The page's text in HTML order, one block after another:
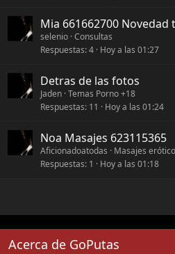
Mia 661662700 Novedad
selenio Consultas
Respuestas 4 Hoy a las 01:27
Detras de las fotos
Jaden Temas Porno +18
Respuestas 11 Hoy a las 01:24
Noa Masajes 623115365
Aficionadoatodas
Masajes
Respuestas 1 Hoy a las 01:18
Acerca de GoPutas